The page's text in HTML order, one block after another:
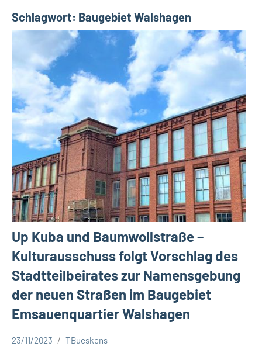
a
t
h
t
t
h
o
k
Schlagwort: Baugebiet Walshagen
Up Kuba und Baumwollstraße –
Kulturausschuss folgt Vorschlag des
Stadtteilbeirates zur Namensgebung
der neuen Straßen im Baugebiet
Emsauenquartier Walshagen
23/11/2023 TBueskens